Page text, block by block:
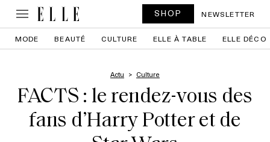
SHOP NEWSLETTER
MODE BEAUTÉ CULTURE ELLE À TABLE ELLE DÉCO
Actu Culture
FACTS : le rendez-vous des
fans d’Harry Potter et de